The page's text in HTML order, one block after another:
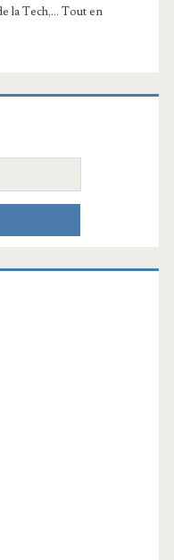
la Tech,... Tout en